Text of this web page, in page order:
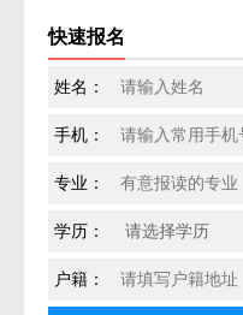
快速报名
姓名：
手机：
专业：
学历：
户籍：